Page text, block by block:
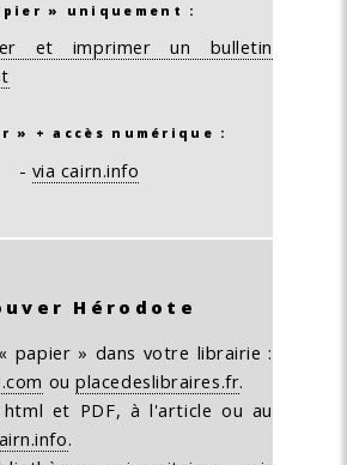
» uniquement :
et imprimer un bulletin
» + accès numérique :
- via cairn.info
Hérodote
papier » dans votre librairie :
ouplacedeslibraires.fr.
et PDF, à l'article ou au
.